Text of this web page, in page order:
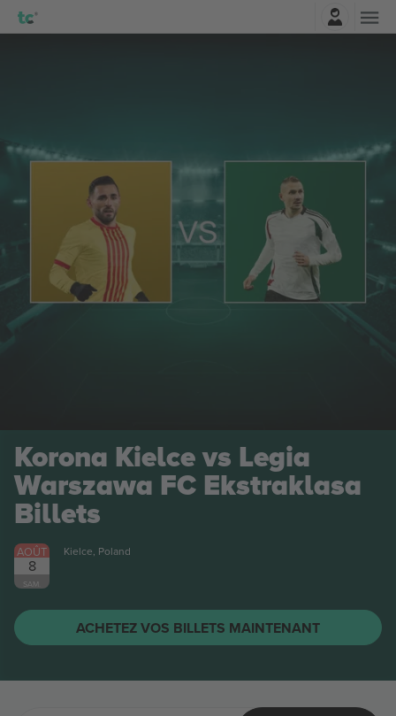
Korona Kielce vs Legia
Warszawa FC Ekstraklasa
Billets
AOÛT
8
SAM.
Kielce, Poland
ACHETEZ VOS BILLETS MAINTENANT